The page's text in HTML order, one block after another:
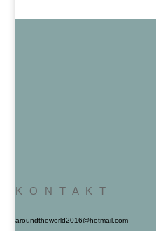
K O N T A K T
aroundtheworld2016@hotmail.com